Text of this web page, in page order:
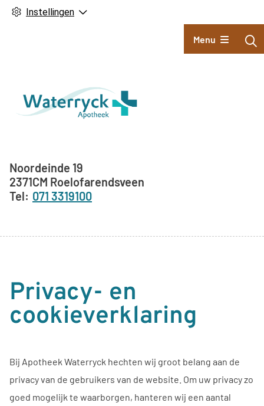
Instellingen
Hoofdmenu
Menu
Adresgegevens
Noordeinde 19
2371CM Roelofarendsveen
071 3319100
Privacy- en
cookieverklaring
Bij Apotheek Waterryck hechten wij groot belang aan de
privacy van de gebruikers van de website. Om uw privacy zo
goed mogelijk te waarborgen, hanteren wij een aantal